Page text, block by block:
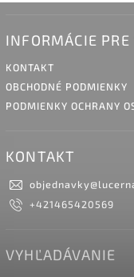
INFORMÁCIE PRE
KONTAKT
OBCHODNÉ PODMIENKY
PODMIENKY OCHRANY
KONTAKT
objednavky@
+421465420569
VYHĽADÁVANIE